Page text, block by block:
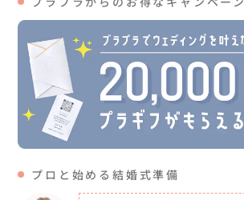
プロと始める結婚式準備